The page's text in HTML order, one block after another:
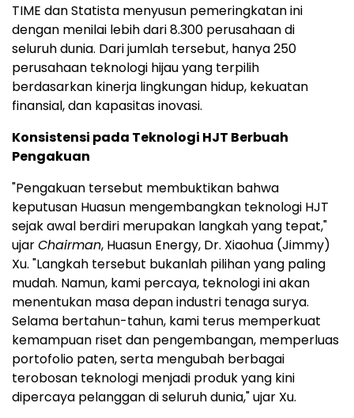
TIME dan Statista menyusun pemeringkatan ini
dengan menilai lebih dari 8.300 perusahaan di
seluruh dunia. Dari jumlah tersebut, hanya 250
perusahaan teknologi hijau yang terpilih
berdasarkan kinerja lingkungan hidup, kekuatan
finansial, dan kapasitas inovasi.
Konsistensi pada Teknologi HJT Berbuah
Pengakuan
"Pengakuan tersebut membuktikan bahwa
keputusan Huasun mengembangkan teknologi HJT
sejak awal berdiri merupakan langkah yang tepat,"
ujarChairman, Huasun Energy, Dr. Xiaohua (Jimmy)
Xu. "Langkah tersebut bukanlah pilihan yang paling
mudah. Namun, kami percaya, teknologi ini akan
menentukan masa depan industri tenaga surya.
Selama bertahun-tahun, kami terus memperkuat
kemampuan riset dan pengembangan, memperluas
portofolio paten, serta mengubah berbagai
terobosan teknologi menjadi produk yang kini
dipercaya pelanggan di seluruh dunia," ujar Xu.